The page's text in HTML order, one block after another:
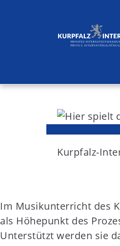
S
n
t
e
Kurpfalz-
Im Musikunterricht des
als Höhepunkt des
Unterstützt werden sie